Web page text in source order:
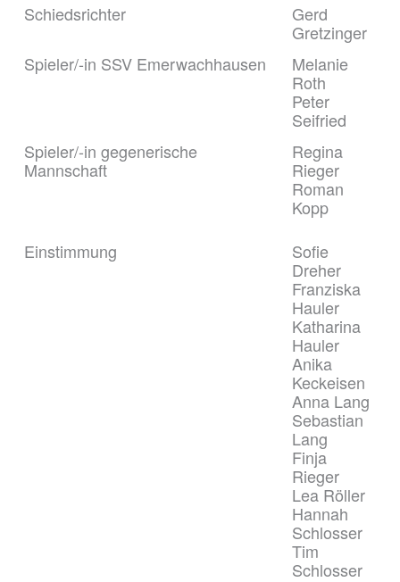
Schiedsrichter
Gerd
Gretzinger
Spieler/-in SSV Emerwachhausen
Melanie
Roth
Peter
Seifried
Spieler/-in gegenerische
Mannschaft
Regina
Rieger
Roman
Kopp
Einstimmung
Sofie
Dreher
Franziska
Hauler
Katharina
Hauler
Anika
Keckeisen
Anna Lang
Sebastian
Lang
Finja
Rieger
Lea Röller
Hannah
Schlosser
Tim
Schlosser